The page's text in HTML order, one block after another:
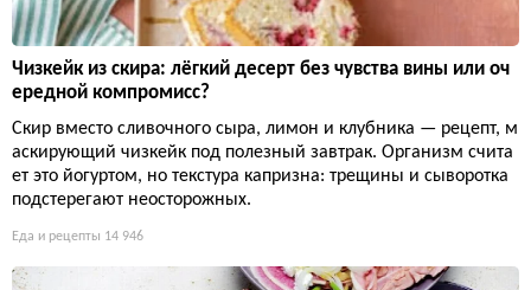
Чизкейк из скира: лёгкий десерт без чувства вины или оч
ередной компромисс?
Скир вместо сливочного сыра, лимон и клубника — рецепт, м
аскирующий чизкейк под полезный завтрак. Организм счита
ет это йогуртом, но текстура капризна: трещины и сыворотка
подстерегают неосторожных.
Еда и рецепты 14 946